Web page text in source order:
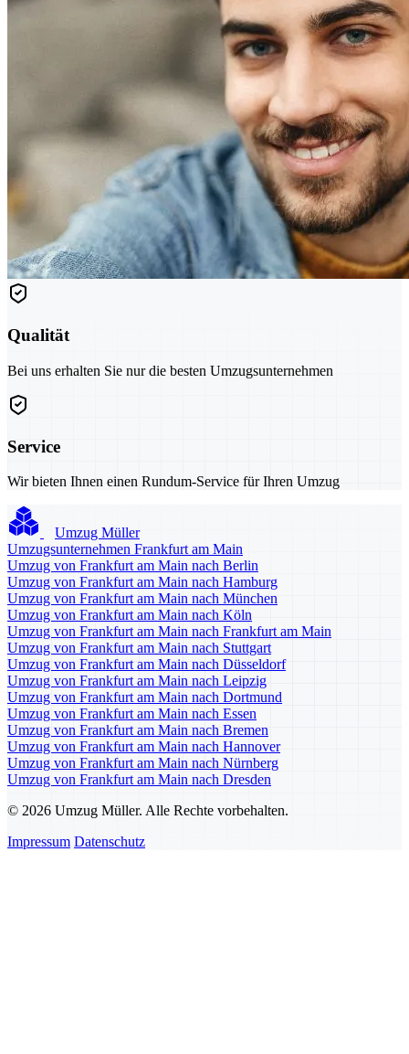
Qualität
Bei uns erhalten Sie nur die besten Umzugsunternehmen
Service
Wir bieten Ihnen einen Rundum-Service für Ihren Umzug
Umzug Müller
Umzugsunternehmen Frankfurt am Main
Umzug von Frankfurt am Main nach Berlin
Umzug von Frankfurt am Main nach Hamburg
Umzug von Frankfurt am Main nach München
Umzug von Frankfurt am Main nach Köln
Umzug von Frankfurt am Main nach Frankfurt am Main
Umzug von Frankfurt am Main nach Stuttgart
Umzug von Frankfurt am Main nach Düsseldorf
Umzug von Frankfurt am Main nach Leipzig
Umzug von Frankfurt am Main nach Dortmund
Umzug von Frankfurt am Main nach Essen
Umzug von Frankfurt am Main nach Bremen
Umzug von Frankfurt am Main nach Hannover
Umzug von Frankfurt am Main nach Nürnberg
Umzug von Frankfurt am Main nach Dresden
© 2026 Umzug Müller. Alle Rechte vorbehalten.
Impressum Datenschutz